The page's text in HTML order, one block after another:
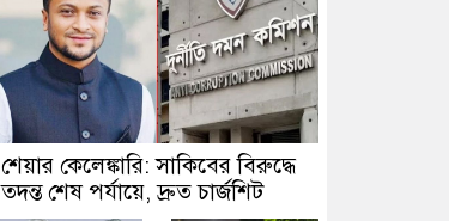
শেয়ার কেলেঙ্কারি: সাকিবের বিরুদ্ধে
তদন্ত শেষ পর্যায়ে, দ্রুত চার্জশিট